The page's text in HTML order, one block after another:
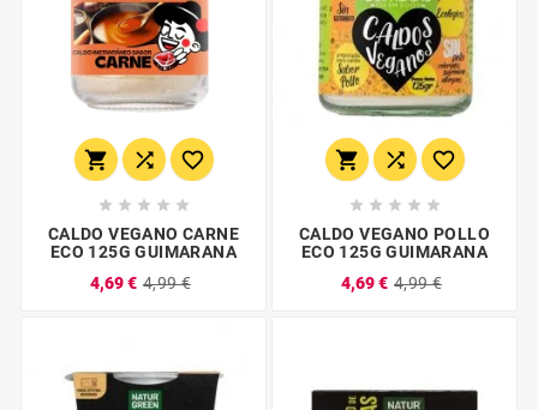
  
    
CALDO VEGANO CARNE
ECO 125G GUIMARANA
4,69 € 4,99 €
  
    
CALDO VEGANO POLLO
ECO 125G GUIMARANA
4,69 € 4,99 €